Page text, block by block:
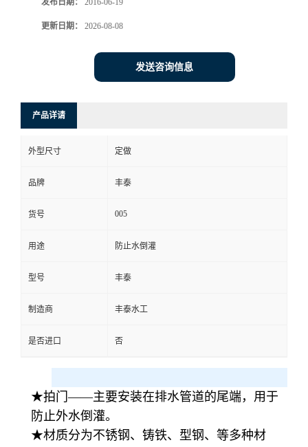
发布日期： 2016-06-19
更新日期： 2026-08-08
发送咨询信息
产品详请
外型尺寸 定做
品牌 丰泰
货号 005
用途 防止水倒灌
型号 丰泰
制造商 丰泰水工
是否进口 否
★拍门——主要安装在排水管道的尾端，用于
防止外水倒灌。
★材质分为不锈钢、铸铁、型钢、等多种材